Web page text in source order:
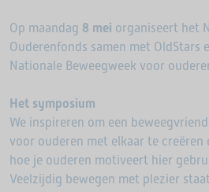
Op maandag 8 mei organiseert het
Ouderenfonds samen met OldStars
Nationale Beweegweek voor
Het symposium
We inspireren om een
voor ouderen met elkaar te creëren
hoe je ouderen motiveert hier
Veelzijdig bewegen met plezier